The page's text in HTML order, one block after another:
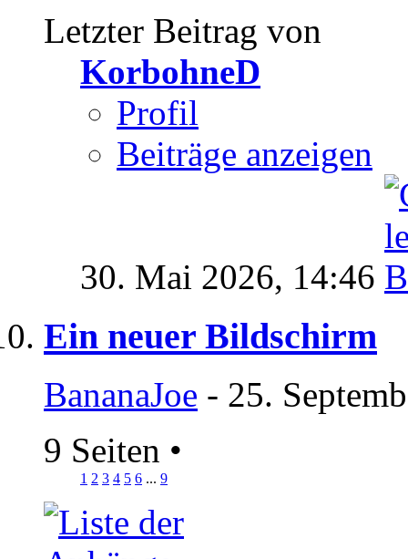
Letzter Beitrag von
KorbohneD
Profil
Beiträge anzeigen
30. Mai 2026, 14:46
Ein neuer Bildschirm
BananaJoe - 25.
9 Seiten •
1 2 3 4 5 6 ... 9